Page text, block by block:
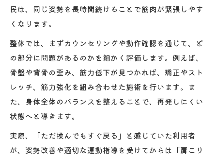
民は、同じ姿勢を長時間続けることで筋肉が緊張しやす
くなります。
整体では、まずカウンセリングや動作確認を通じて、ど
の部分に問題があるのかを細かく評価します。例えば、
骨盤や背骨の歪み、筋力低下が見つかれば、矯正やスト
レッチ、筋力強化を組み合わせた施術を行います。ま
た、身体全体のバランスを整えることで、再発しにくい
状態へと導きます。
実際、「ただ揉んでもすぐ戻る」と感じていた利用者
が、姿勢改善や適切な運動指導を受けてからは「肩こり